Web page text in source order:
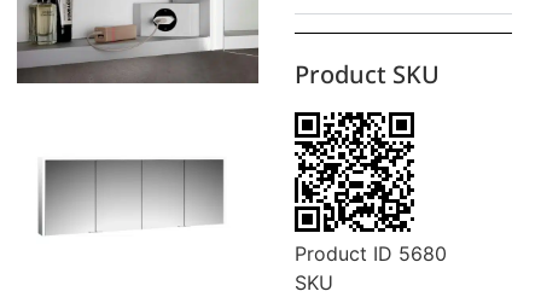
Product SKU
Product ID 5680
SKU